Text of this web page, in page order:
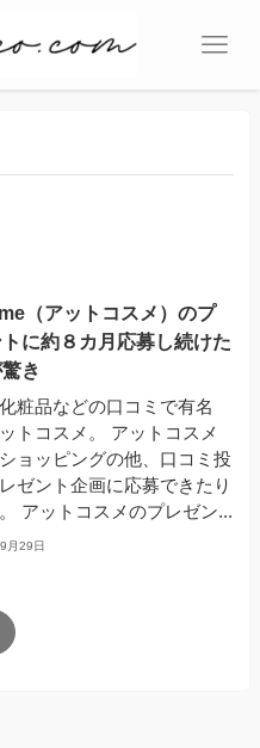
（アットコスメ）のプ
に約８カ月応募し続けた
き
粧品などの口コミで有名
トコスメ。 アットコスメ
ョッピングの他、口コミ投
ゼント企画に応募できたり
アットコスメのプレゼン...
月29日